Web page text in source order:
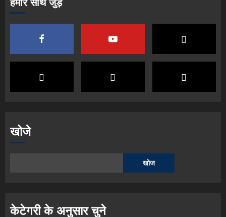
खोजे
खोज
केटेगरी के अनुसार चुने